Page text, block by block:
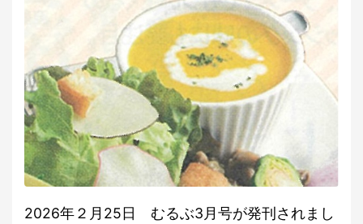
2026年２月25日 むるぶ3月号が発刊されまし